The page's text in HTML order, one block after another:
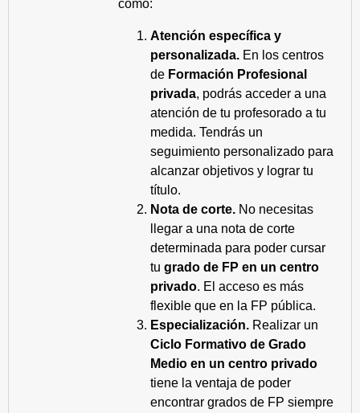
como:
Atención específica y
personalizada. En los centros
de Formación Profesional
privada, podrás acceder a una
atención de tu profesorado a tu
medida. Tendrás un
seguimiento personalizado para
alcanzar objetivos y lograr tu
título.
Nota de corte. No necesitas
llegar a una nota de corte
determinada para poder cursar
tu grado de FP en un centro
privado. El acceso es más
flexible que en la FP pública.
Especialización. Realizar un
Ciclo Formativo de Grado
Medio en un centro privado
tiene la ventaja de poder
encontrar grados de FP siempre